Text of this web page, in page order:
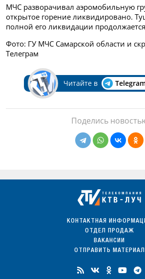
МЧС разворачивал аэромобильную
открытое горение ликвидировано.
полной его ликвидации
Фото: ГУ МЧС Самарской области и
Телеграм
Читайте в
Поделись
КОНТАКТНАЯ
ОТДЕЛ ПРОДАЖ
ВАКАНСИИ
ОТПРАВИТЬ МАТЕРИАЛ